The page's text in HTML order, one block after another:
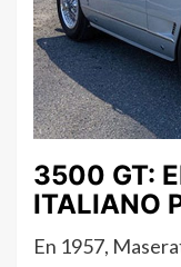
3500 GT:
ITALIANO
En 1957,